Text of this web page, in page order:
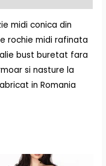
midi conica din
rochie midi rafinata
bust buretat fara
si nasture la
in Romania